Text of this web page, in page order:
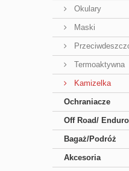
Okulary
Maski
Termoaktywna
Kamizelka
Ochraniacze
Off Road/ Enduro
Bagaż/Podróż
Akcesoria